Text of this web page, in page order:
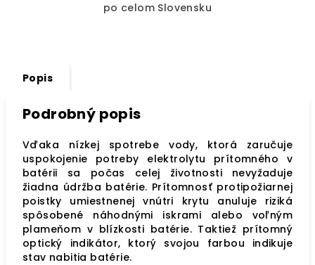
po celom Slovensku
Popis
Podrobný popis
Vďaka nízkej spotrebe vody, ktorá zaručuje
uspokojenie potreby elektrolytu prítomného v
batérii sa počas celej životnosti nevyžaduje
žiadna údržba batérie. Prítomnosť protipožiarnej
poistky umiestnenej vnútri krytu anuluje riziká
spôsobené náhodnými iskrami alebo voľným
plameňom v blízkosti batérie. Taktiež prítomný
optický indikátor, ktorý svojou farbou indikuje
stav nabitia batérie.